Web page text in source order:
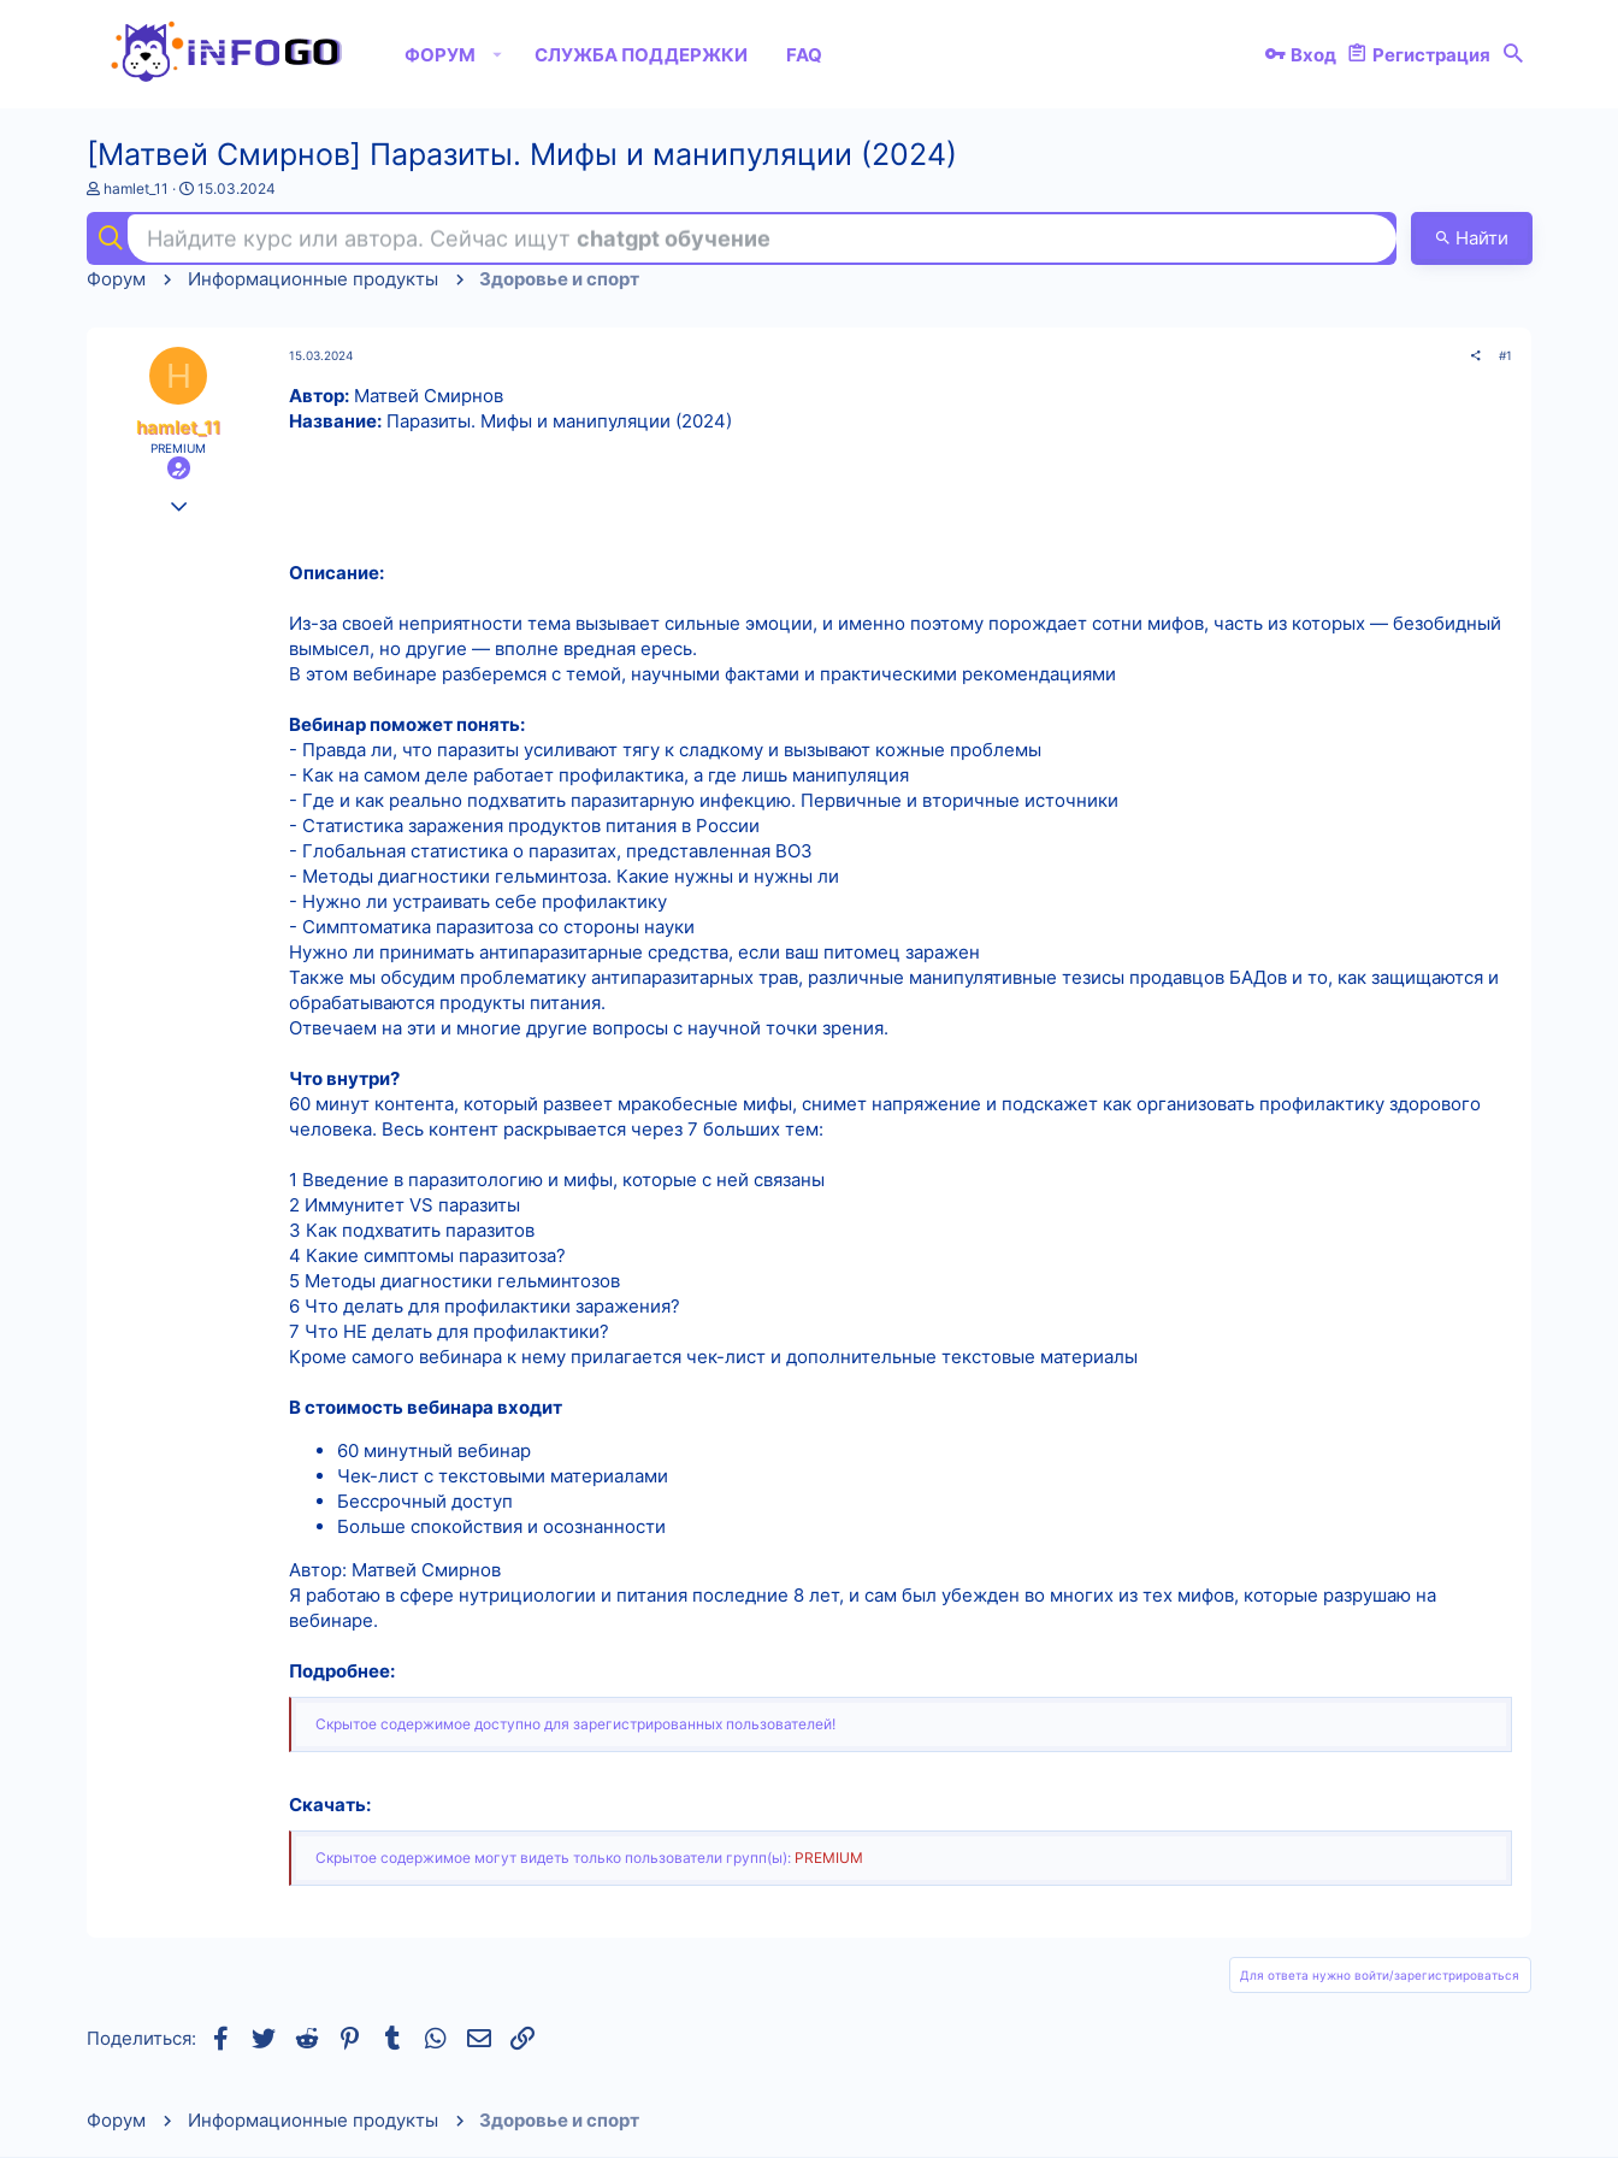
ФОРУМ СЛУЖБА ПОДДЕРЖКИ FAQ Вход Регистрация
[Матвей Смирнов] Паразиты. Мифы и манипуляции (2024)
А
т
о
р
т
hamlet_11
Д
а
н
а
а
15.03.2024
Найдите курс или автора. Сейчас ищут chatgpt обучение
Найти
Форум
Информационные продукты Здоровье и спорт
H
hamlet_11
PREMIUM
15.03.2024 #1
Автор: Матвей Смирнов
Название: Паразиты. Мифы и манипуляции (2024)
Описание:
Из-за своей неприятности тема вызывает сильные эмоции, и именно поэтому порождает сотни мифов, часть из которых — безобидный
вымысел, но другие — вполне вредная ересь.
В этом вебинаре разберемся с темой, научными фактами и практическими рекомендациями
Вебинар поможет понять:
- Правда ли, что паразиты усиливают тягу к сладкому и вызывают кожные проблемы
- Как на самом деле работает профилактика, а где лишь манипуляция
- Где и как реально подхватить паразитарную инфекцию. Первичные и вторичные источники
- Статистика заражения продуктов питания в России
- Глобальная статистика о паразитах, представленная ВОЗ
- Методы диагностики гельминтоза. Какие нужны и нужны ли
- Нужно ли устраивать себе профилактику
- Симптоматика паразитоза со стороны науки
Нужно ли принимать антипаразитарные средства, если ваш питомец заражен
Также мы обсудим проблематику антипаразитарных трав, различные манипулятивные тезисы продавцов БАДов и то, как защищаются и
обрабатываются продукты питания.
Отвечаем на эти и многие другие вопросы с научной точки зрения.
Что внутри?
60 минут контента, который развеет мракобесные мифы, снимет напряжение и подскажет как организовать профилактику здорового
человека. Весь контент раскрывается через 7 больших тем:
1 Введение в паразитологию и мифы, которые с ней связаны
2 Иммунитет VS паразиты
3 Как подхватить паразитов
4 Какие симптомы паразитоза?
5 Методы диагностики гельминтозов
6 Что делать для профилактики заражения?
7 Что НЕ делать для профилактики?
Кроме самого вебинара к нему прилагается чек-лист и дополнительные текстовые материалы
В стоимость вебинара входит
60 минутный вебинар
Чек-лист с текстовыми материалами
Бессрочный доступ
Больше спокойствия и осознанности
Автор: Матвей Смирнов
Я работаю в сфере нутрициологии и питания последние 8 лет, и сам был убежден во многих из тех мифов, которые разрушаю на
вебинаре.
Подробнее:
Скрытое содержимое доступно для зарегистрированных пользователей!
Скачать:
Скрытое содержимое могут видеть только пользователи групп(ы): PREMIUM
Для ответа нужно войти/зарегистрироваться
Поделиться: Facebook
TwitterReddit Pinterest
TumblrWhatsAppЭлектронная почта
Ссылка
Форум Информационные продукты Здоровье и спорт